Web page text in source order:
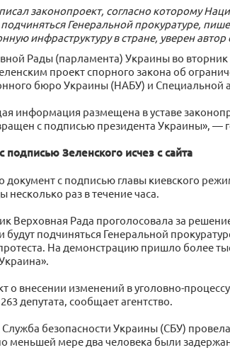
законопроект, согласно которому
Генеральной прокуратуре,
инфраструктуру в стране, уверен автор
Рады (парламента) Украины во
проект спорного закона об
бюро Украины (НАБУ) и Специальной
информация размещена в уставе
с подписью президента Украины», —
подписью Зеленского исчез с сайта
документ с подписью главы киевского
несколько раз в течение часа.
Верховная Рада проголосовала за
будут подчиняться Генеральной
На демонстрацию пришло более
о внесении изменений в уголовно-
депутата, сообщает агентство.
безопасности Украины (СБУ)
меньшей мере два человека были